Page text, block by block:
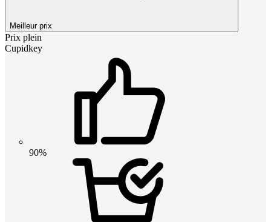
Meilleur prix
Prix plein
Cupidkey
90%